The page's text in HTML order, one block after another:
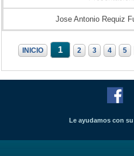
Jose Antonio Requiz
INICIO 1 2 3 4 5
Le ayudamos con